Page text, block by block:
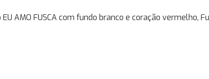
EU AMO FUSCA com fundo branco e coração